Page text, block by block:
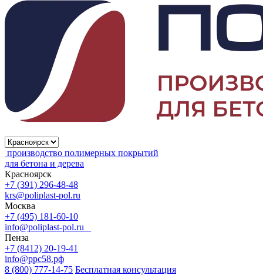
производство полимерных покрытий
для бетона и дерева
Красноярск
+7 (391) 296-48-48
krs@poliplast-pol.ru
Москва
+7 (495) 181-60-10
info@poliplast-pol.ru
Пенза
+7 (8412) 20-19-41
info@ррс58.рф
8 (800) 777-14-75 Бесплатная консультация